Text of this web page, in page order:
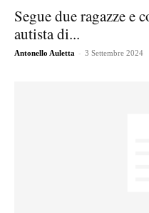
Segue due ragazze e
autista di...
Antonello Auletta - 3 Settembre 2024